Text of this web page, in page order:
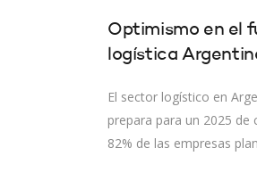
Optimismo en el
logística
El sector logístico en
prepara para un 2025 de
82% de las empresas